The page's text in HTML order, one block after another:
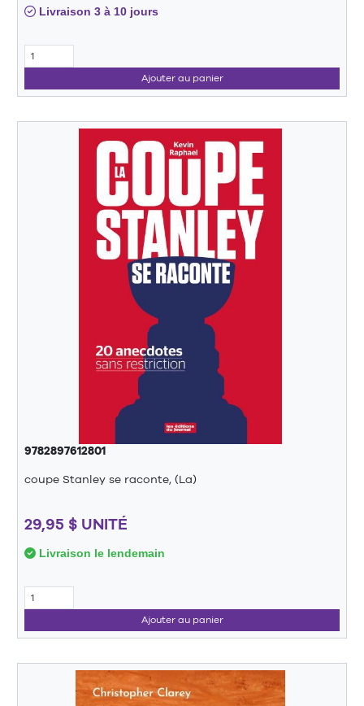
Livraison 3 à 10 jours
Ajouter au panier
9782897612801
coupe Stanley se raconte, (La)
29,95 $ UNITÉ
Livraison le lendemain
Ajouter au panier